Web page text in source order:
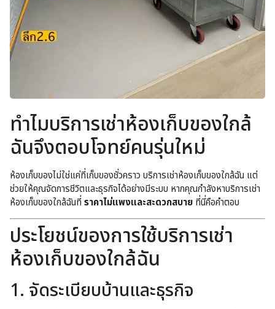
ทำไมบริการเช่าห้องเก็บของใกล้
ฉันจึงตอบโจทย์คนรุ่นใหม่
ห้องเก็บของไม่ใช่แค่ที่เก็บของชั่วคราว บริการเช่าห้องเก็บของใกล้ฉัน แต่
ช่วยให้คุณจัดการชีวิตและธุรกิจได้อย่างมีระบบ หากคุณกำลังหาบริการเช่า
ห้องเก็บของใกล้ฉันที่ ราคาไม่แพงและสะดวกสบาย ที่นี่คือคำตอบ
ประโยชน์ของการใช้บริการเช่า
ห้องเก็บของใกล้ฉัน
1. จัดระเบียบบ้านและธุรกิจ